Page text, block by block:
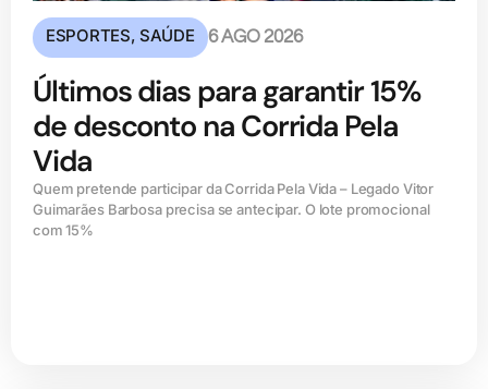
ESPORTES,SAÚDE 6 AGO 2026
Últimos dias para garantir 15%
de desconto na Corrida Pela
Vida
Quem pretende participar da Corrida Pela Vida – Legado Vitor
Guimarães Barbosa precisa se antecipar. O lote promocional
com 15%